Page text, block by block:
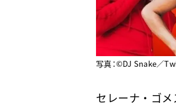
写真：©DJ Snake／
セレーナ・ゴ